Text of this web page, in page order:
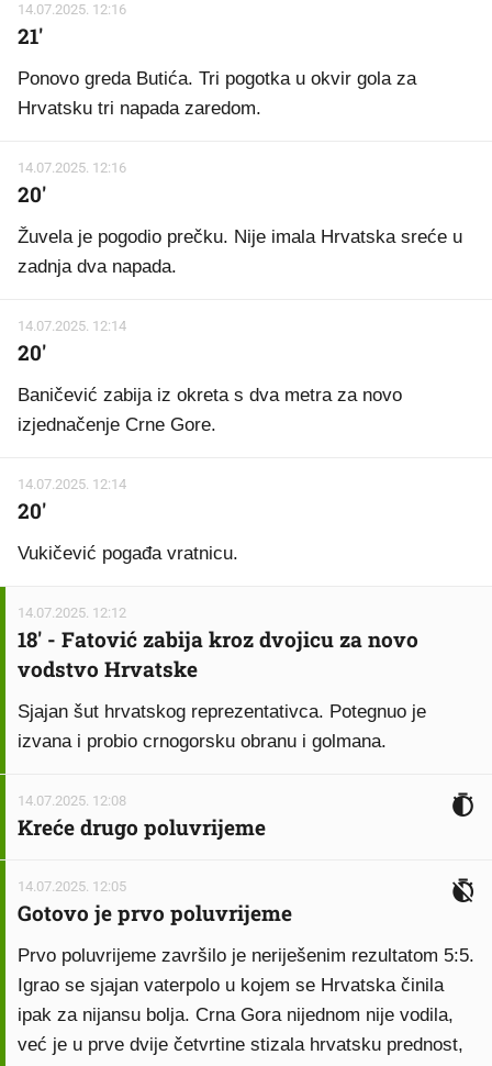
14.07.2025. 12:16
21'
Ponovo greda Butića. Tri pogotka u okvir gola za
Hrvatsku tri napada zaredom.
14.07.2025. 12:16
20'
Žuvela je pogodio prečku. Nije imala Hrvatska sreće u
zadnja dva napada.
14.07.2025. 12:14
20'
Baničević zabija iz okreta s dva metra za novo
izjednačenje Crne Gore.
14.07.2025. 12:14
20'
Vukičević pogađa vratnicu.
14.07.2025. 12:12
18' - Fatović zabija kroz dvojicu za novo
vodstvo Hrvatske
Sjajan šut hrvatskog reprezentativca. Potegnuo je
izvana i probio crnogorsku obranu i golmana.
14.07.2025. 12:08
Kreće drugo poluvrijeme
14.07.2025. 12:05
Gotovo je prvo poluvrijeme
Prvo poluvrijeme završilo je neriješenim rezultatom 5:5.
Igrao se sjajan vaterpolo u kojem se Hrvatska činila
ipak za nijansu bolja. Crna Gora nijednom nije vodila,
već je u prve dvije četvrtine stizala hrvatsku prednost,